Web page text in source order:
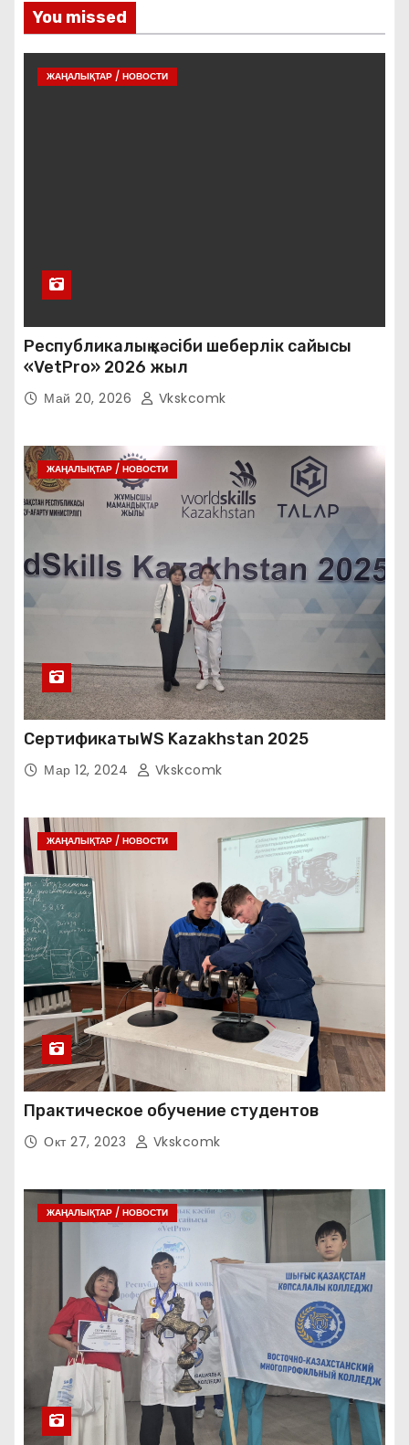
You missed
ЖАҢАЛЫҚТАР / НОВОСТИ
Республикалық кәсіби шеберлік сайысы
«VetPro» 2026 жыл
Май 20, 2026 Vkskcomk
ЖАҢАЛЫҚТАР / НОВОСТИ
СертификатыWS Kazakhstan 2025
Мар 12, 2024 Vkskcomk
ЖАҢАЛЫҚТАР / НОВОСТИ
Практическое обучение студентов
Окт 27, 2023 Vkskcomk
ЖАҢАЛЫҚТАР / НОВОСТИ